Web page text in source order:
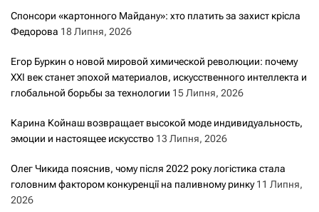
Спонсори «картонного Майдану»: хто платить за захист крісла
Федорова 18 Липня, 2026
Егор Буркин о новой мировой химической революции: почему
XXI век станет эпохой материалов, искусственного интеллекта и
глобальной борьбы за технологии 15 Липня, 2026
Карина Койнаш возвращает высокой моде индивидуальность,
эмоции и настоящее искусство 13 Липня, 2026
Олег Чикида пояснив, чому після 2022 року логістика стала
головним фактором конкуренції на паливному ринку 11 Липня,
2026